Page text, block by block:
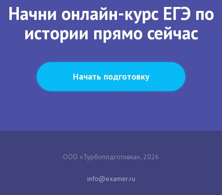
Начни онлайн-курс ЕГЭ по
истории прямо сейчас
Начать подготовку
ООО «Турбоподготовка», 2026